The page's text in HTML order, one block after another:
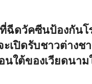
ฉีดวัคซีนป้องกันโ
ะเปิดรับชาวต่างช
นใต้ของเวียดนาม